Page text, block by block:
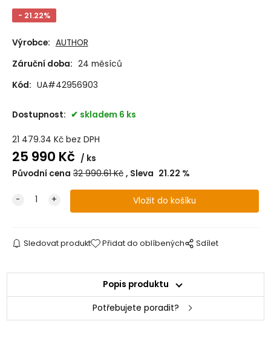
- 21.22%
Výrobce: AUTHOR
Záruční doba: 24 měsíců
Kód: UA#42956903
Dostupnost: skladem 6 ks
21 479.34 Kč bez DPH
25 990 Kč
ks
Původní cena 32 990.61Kč Sleva 21.22 %
Sledovat produkt Přidat do oblíbených Sdílet
Popis produktu
Potřebujete poradit?